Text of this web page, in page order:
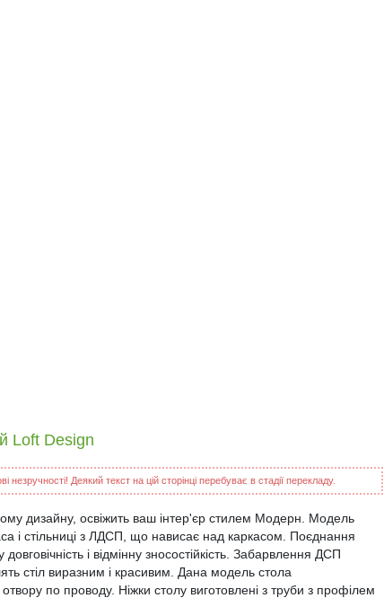
Loft Design
Деякий текст на цій сторінці перебуває в стадії перекладу.
дизайну, освіжить ваш інтер'єр стилем Модерн. Модель
і стільниці з ЛДСП, що нависає над каркасом. Поєднання
і відмінну зносостійкість. Забарвлення ДСП
стіл виразним і красивим. Дана модель стола
по проводу. Ніжки столу виготовлені з труби з профілем